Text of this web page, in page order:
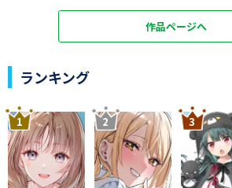
作品ページへ
ランキング